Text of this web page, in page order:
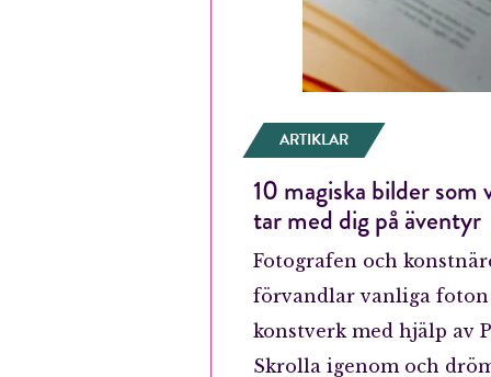
ARTIKLAR
10 magiska bilder som
tar med dig på äventyr
Fotografen och
förvandlar vanliga
konstverk med hjälp av
Skrolla igenom och